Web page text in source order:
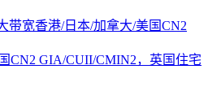
带宽香港/日本/加拿大/美国CN2
CN2 GIA/CUII/CMIN2，英国住宅